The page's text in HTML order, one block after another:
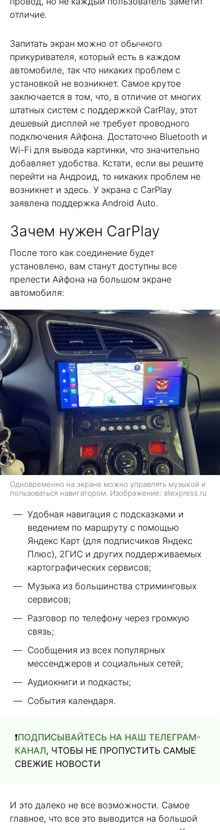
отличие.
Запитать экран можно от обычного
прикуривателя, который есть в каждом
автомобиле, так что никаких проблем с
установкой не возникнет. Самое крутое
заключается в том, что, в отличие от многих
штатных систем с поддержкой CarPlay, этот
дешевый дисплей не требует проводного
подключения Айфона. Достаточно Bluetooth и
Wi-Fi для вывода картинки, что значительно
добавляет удобства. Кстати, если вы решите
перейти на Андроид, то никаких проблем не
возникнет и здесь. У экрана с CarPlay
заявлена поддержка Android Auto.
Зачем нужен CarPlay
После того как соединение будет
установлено, вам станут доступны все
прелести Айфона на большом экране
автомобиля:
Одновременно на экране можно управлять музыкой и
пользоваться навигатором. Изображение: aliexpress.ru
Удобная навигация с подсказками и
ведением по маршруту с помощью
Яндекс Карт (для подписчиков Яндекс
Плюс), 2ГИС и других поддерживаемых
картографических сервисов;
Музыка из большинства стриминговых
сервисов;
Разговор по телефону через громкую
связь;
Сообщения из всех популярных
мессенджеров и социальных сетей;
Аудиокниги и подкасты;
События календаря.
❗️ПОДПИСЫВАЙТЕСЬ НА НАШ ТЕЛЕГРАМ-
КАНАЛ, ЧТОБЫ НЕ ПРОПУСТИТЬ САМЫЕ
СВЕЖИЕ НОВОСТИ
И это далеко не все возможности. Самое
главное, что все это выводится на большой